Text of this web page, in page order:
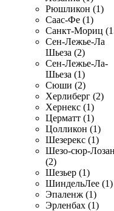
Рюшликон (1)
Саас-Фе (1)
Санкт-Мориц
Сен-Лежье-Ла
Шьеза (2)
Сен-Лежье-Ла-
Шьеза (1)
Сюши (2)
Херлиберг (2)
Хернекс (1)
Церматт (1)
Цолликон (1)
Шезерекс (1)
Шезо-сюр-
(2)
Шезьер (1)
ШиндельЛее (1)
Эпаленж (1)
Эрленбах (1)